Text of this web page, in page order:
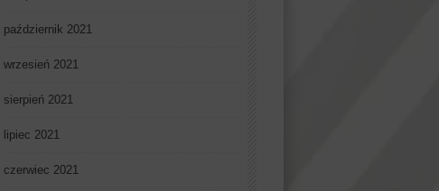
październik 2021
wrzesień 2021
sierpień 2021
lipiec 2021
czerwiec 2021